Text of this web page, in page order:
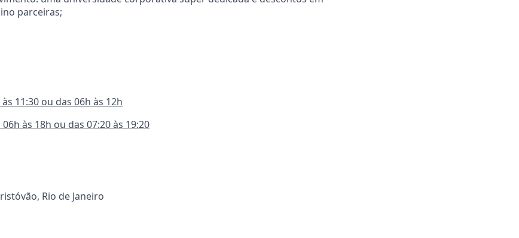
parceiras;
11:30 ou das 06h às 12h
às 18h ou das 07:20 às 19:20
Rio de Janeiro